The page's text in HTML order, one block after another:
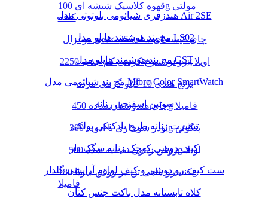
قهوه کلاسیک شیشه ای 100g مولتی
کافه
چای کیسه ای ساده 25 عددی دوغزال
روغن سرخ کردنی کم جذب 2250g اویلا
برنج هندی 10 کیلو گرمی مژده
چای هندوستان ساده 450g فامیلا
پودر سوخاری با ادویه 300g پنگوئن
روغن زیتون تصفیه شده 500g اویلا
کنسرو ماهی تن در روغن سویا 180g
فامیلا
هندزفری شیائومی بلوتوثی مدل Air 2SE
مچ بند هوشمند هایلو مدل LS02
مچ بند هوشمند هایلو مدل GST
مچ بند شیائومی مدل Mibro Color SmartWatch
سوتین اسفنجی زنانه
تیشرت زنانه طرح بادکنکی پولکی
کیف دوشی کوچک زنانه سگک دار
ست کیف رو دوشی و کیف لوازم آرایشی گلدار
کلاه تابستانه مدل باکت جنس کتان